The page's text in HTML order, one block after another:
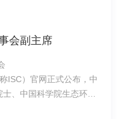
>干旱区（2.62%/月）>
管理措施改变了土壤条
物分解的时间动态可以
段受不同因素调控。早
为主，中期阶段（6-12个
尤其是AI驱动科研新范
从实验室走向自然、从
的雄心，在更大的范围内
心主任朱永官院士表
会副主席
ISC）官网正式公布，中
、中国科学院生态环境